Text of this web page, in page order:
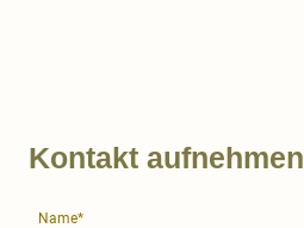
Kontakt aufnehmen
Name*